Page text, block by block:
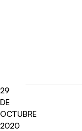
29
DE
OCTUBRE
2020